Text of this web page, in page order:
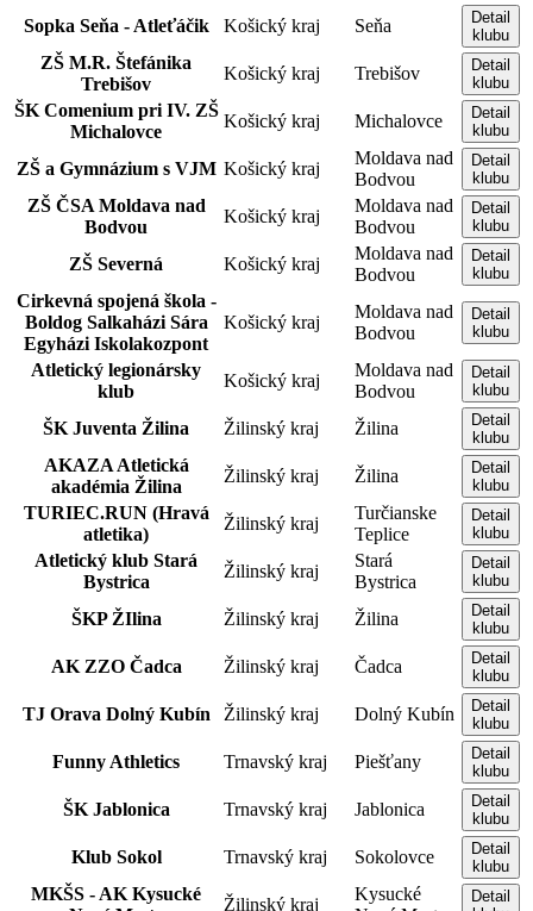
Sopka Seňa - Atleťáčik Košický kraj Seňa
Detail
klubu
ZŠ M.R. Štefánika
Trebišov
Košický kraj Trebišov
Detail
klubu
ŠK Comenium pri IV. ZŠ
Michalovce
Košický kraj Michalovce
Detail
klubu
ZŠ a Gymnázium s VJM Košický kraj
Moldava nad
Bodvou
Detail
klubu
ZŠ ČSA Moldava nad
Bodvou
Košický kraj
Moldava nad
Bodvou
Detail
klubu
ZŠ Severná Košický kraj
Moldava nad
Bodvou
Detail
klubu
Cirkevná spojená škola -
Boldog Salkaházi Sára
Egyházi Iskolakozpont
Košický kraj
Moldava nad
Bodvou
Detail
klubu
Atletický legionársky
klub
Košický kraj
Moldava nad
Bodvou
Detail
klubu
ŠK Juventa Žilina Žilinský kraj Žilina
Detail
klubu
AKAZA Atletická
akadémia Žilina
Žilinský kraj Žilina
Detail
klubu
TURIEC.RUN (Hravá
atletika)
Žilinský kraj
Turčianske
Teplice
Detail
klubu
Atletický klub Stará
Bystrica
Žilinský kraj
Stará
Bystrica
Detail
klubu
ŠKP ŽIlina Žilinský kraj Žilina
Detail
klubu
AK ZZO Čadca Žilinský kraj Čadca
Detail
klubu
TJ Orava Dolný Kubín Žilinský kraj Dolný Kubín
Detail
klubu
Funny Athletics Trnavský kraj Piešťany
Detail
klubu
ŠK Jablonica Trnavský kraj Jablonica
Detail
klubu
Klub Sokol Trnavský kraj Sokolovce
Detail
klubu
MKŠS - AK Kysucké
Žilinský kraj
Kysucké
Detail